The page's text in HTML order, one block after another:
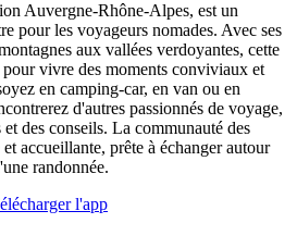
Auvergne-Rhône-Alpes, est un
pour les voyageurs nomades. Avec ses
aux vallées verdoyantes, cette
vivre des moments conviviaux et
en camping-car, en van ou en
d'autres passionnés de voyage,
des conseils. La communauté des
accueillante, prête à échanger autour
randonnée.
l'app